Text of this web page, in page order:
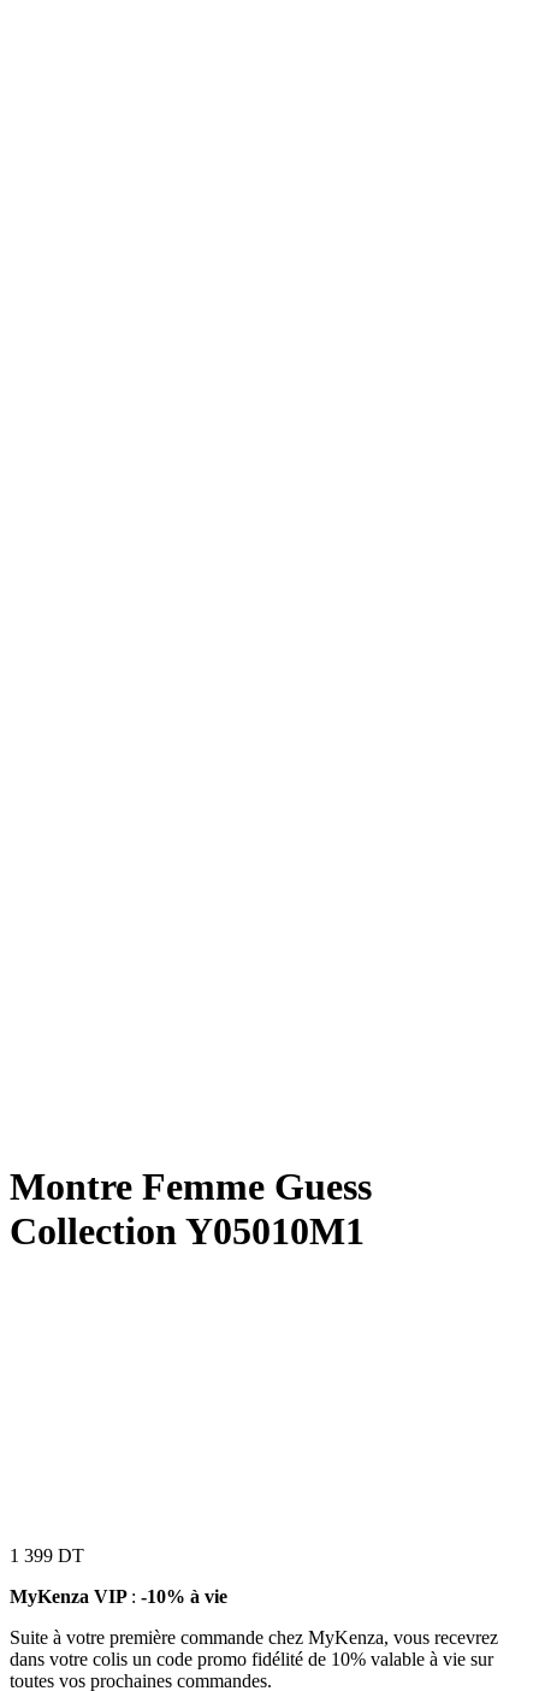
Montre Femme Guess
Collection Y05010M1
1 399 DT
MyKenza VIP : -10% à vie
Suite à votre première commande chez MyKenza, vous recevrez
dans votre colis un code promo fidélité de 10% valable à vie sur
toutes vos prochaines commandes.